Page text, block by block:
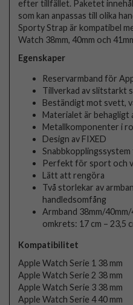
efter tillfället. Paketet
som kan anpassas till olika
Sporty Strap är kompatibel
Watch 38mm, 40mm och
Egenskaper
Reservarmband för
Tillverkad av slitstarkt
Beständigt mot svett,
Materialet är behagligt
Metallkomponenter i
Design av FIXED
Perfekt för sport och
Lätt att rengöra
Två storlekar av
handledsomfång
Armband 38mm/
omkrets: 17 cm – 23,5
Kompatibilitet
Apple Watch Serie 1 38 mm
Apple Watch Serie 2 38 mm
Apple Watch Serie 3 38 mm
Apple Watch Serie 4 40 mm